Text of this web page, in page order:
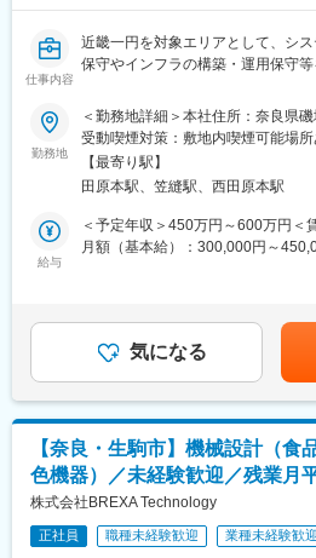
・言語：Java
・OS：Windows／Linux
・DB：Oracle／SQL Server／
・フレームワーク：spring-boot
■組織構成：
プログラマーは本社に4名在籍して
の担当者が1名、40代2名、50代が1
・時間外労働：月平均10～20時間
・年間休日：121日
仕事内容
近畿一円を対象エリアとして、シ
保守やインフラの構築・運用保守
■業務概要：
受託システムの開発において、自
テムエンジニアを採用します。
<業務詳細>
受託システムの開発業務、および
担当していただきます。
ベンダーへプログラミングをはじ
ているため、こちらの納期管理や
<開発環境>
・言語：Java
・OS：Windows／Linux
・DB：Oracle／SQL Server／
・フレームワーク：spring-boot
勤務地
＜勤務地詳細＞本社住所：奈良県
受動喫煙対策：敷地内喫煙可能場所
【最寄り駅】
田原本駅、笠縫駅、西田原本駅
給与
＜予定年収＞450万円～600万円＜
月額（基本給）：300,000円～
はあくまでも目安の金額であり、
あります。月給(月額)は固定手当
気になる
【奈良・生駒市】機械設計（食
色機器）／未経験歓迎／残業月
株式会社BREXA Technology
正社員 職種未経験歓迎 業種未経験歓迎